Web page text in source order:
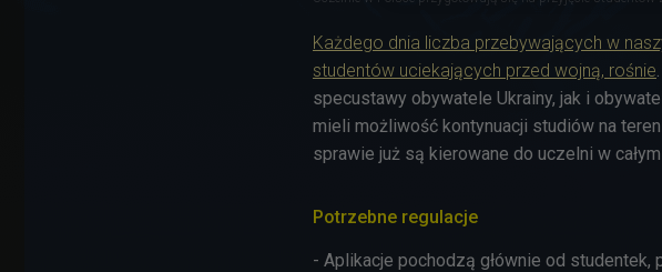
Każdego dnia liczba przebywających w
studentów uciekających przed wojną, rośnie
specustawy obywatele Ukrainy, jak i
mieli możliwość kontynuacji studiów na
sprawie już są kierowane do uczelni w całym
Potrzebne regulacje
- Aplikacje pochodzą głównie od